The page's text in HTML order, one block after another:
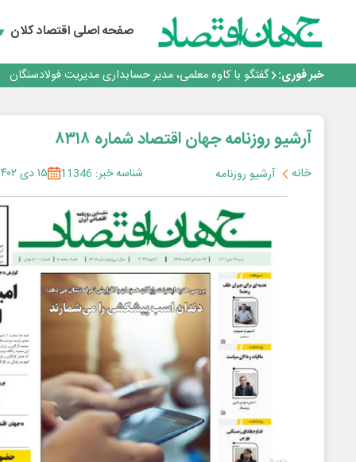
صفحه اصلیاقتصاد کلان
خبر فوری:
فولاد در تله قیمت‌گذاری دستوری
فولاد مبارکه اصفهان
گفتگو با کاوه معلمی، مدیر حسابداری مدیریت فولادسنگان
تداوم صعود مس در بازارهای جهانی؛ قیمت فلز سرخ از ۱۴هزار دلار در هر تن عبور کرد
فولاد در تله قیمت‌گذاری دستوری
آرشیو روزنامه جهان اقتصاد شماره ۸۳۱۸
خانه آرشیو روزنامه شناسه خبر: 11346 ۱۵ دی ۱۴۰۲